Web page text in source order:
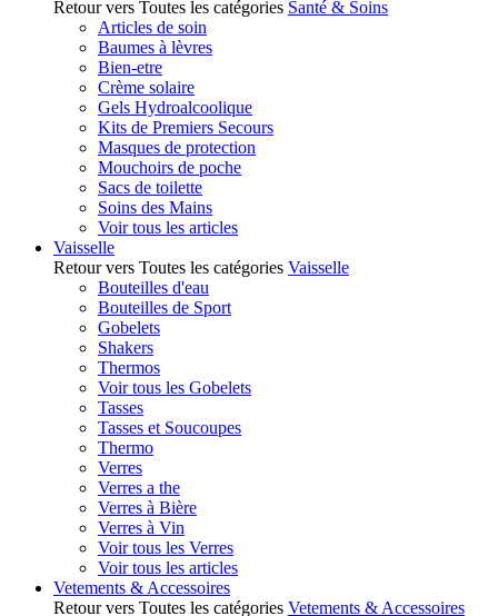
Retour vers Toutes les catégories Santé & Soins
Articles de soin
Baumes à lèvres
Bien-etre
Crème solaire
Gels Hydroalcoolique
Kits de Premiers Secours
Masques de protection
Mouchoirs de poche
Sacs de toilette
Soins des Mains
Voir tous les articles
Vaisselle
Retour vers Toutes les catégories Vaisselle
Bouteilles d'eau
Bouteilles de Sport
Gobelets
Shakers
Thermos
Voir tous les Gobelets
Tasses
Tasses et Soucoupes
Thermo
Verres
Verres a the
Verres à Bière
Verres à Vin
Voir tous les Verres
Voir tous les articles
Vetements & Accessoires
Retour vers Toutes les catégories Vetements & Accessoires